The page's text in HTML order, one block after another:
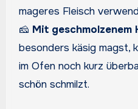
mageres Fleisch
🧀 Mit geschmolzenem
besonders käsig magst,
im Ofen noch kurz
schön schmilzt.